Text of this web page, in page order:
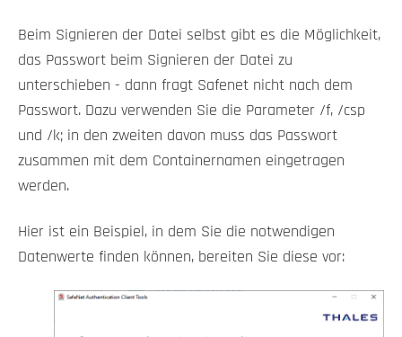
Beim Signieren der Datei selbst gibt es die Möglichkeit,
das Passwort beim Signieren der Datei zu
unterschieben - dann fragt Safenet nicht nach dem
Passwort. Dazu verwenden Sie die Parameter /f, /csp
und /k; in den zweiten davon muss das Passwort
zusammen mit dem Containernamen eingetragen
werden.
Hier ist ein Beispiel, in dem Sie die notwendigen
Datenwerte finden können, bereiten Sie diese vor: